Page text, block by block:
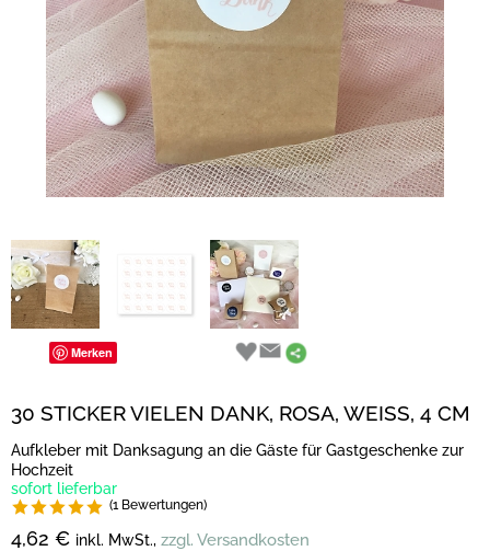
Merken
30 STICKER VIELEN DANK, ROSA, WEISS, 4 CM
Aufkleber mit Danksagung an die Gäste für Gastgeschenke zur
Hochzeit
sofort lieferbar
(1 Bewertungen)
4,62 € inkl. MwSt., zzgl. Versandkosten